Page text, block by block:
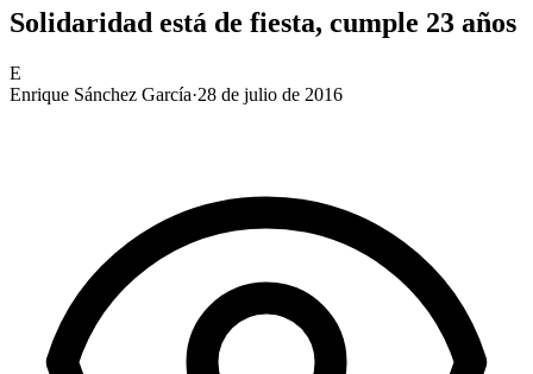
Solidaridad está de fiesta, cumple 23 años
E
Enrique Sánchez García·28 de julio de 2016